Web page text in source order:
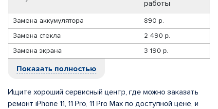
работы
Замена аккумулятора
890 р.
Замена стекла
2 490 р.
Замена экрана
3 190 р.
Показать полностью
Ищите хороший сервисный центр, где можно заказать
ремонт iPhone 11, 11 Pro, 11 Pro Max по доступной цене, и